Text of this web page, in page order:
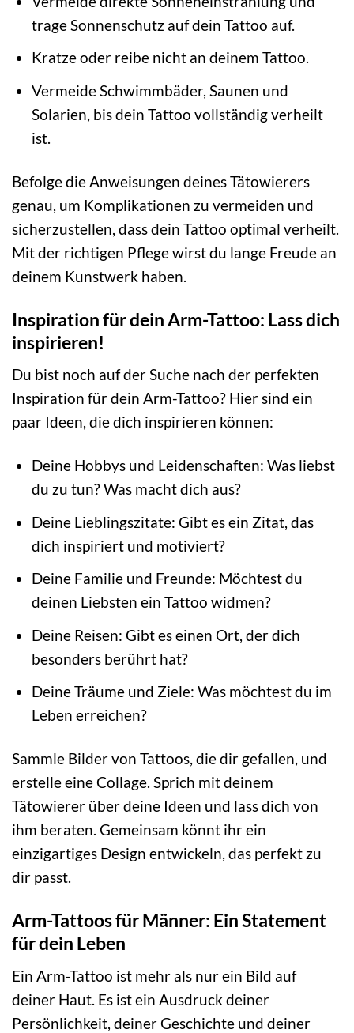
trage Sonnenschutz auf dein Tattoo auf.
Kratze oder reibe nicht an deinem Tattoo.
Vermeide Schwimmbäder, Saunen und
Solarien, bis dein Tattoo vollständig verheilt
ist.
Befolge die Anweisungen deines Tätowierers
genau, um Komplikationen zu vermeiden und
sicherzustellen, dass dein Tattoo optimal verheilt.
Mit der richtigen Pflege wirst du lange Freude an
deinem Kunstwerk haben.
Inspiration für dein Arm-Tattoo: Lass dich
inspirieren!
Du bist noch auf der Suche nach der perfekten
Inspiration für dein Arm-Tattoo? Hier sind ein
paar Ideen, die dich inspirieren können:
Deine Hobbys und Leidenschaften: Was liebst
du zu tun? Was macht dich aus?
Deine Lieblingszitate: Gibt es ein Zitat, das
dich inspiriert und motiviert?
Deine Familie und Freunde: Möchtest du
deinen Liebsten ein Tattoo widmen?
Deine Reisen: Gibt es einen Ort, der dich
besonders berührt hat?
Deine Träume und Ziele: Was möchtest du im
Leben erreichen?
Sammle Bilder von Tattoos, die dir gefallen, und
erstelle eine Collage. Sprich mit deinem
Tätowierer über deine Ideen und lass dich von
ihm beraten. Gemeinsam könnt ihr ein
einzigartiges Design entwickeln, das perfekt zu
dir passt.
Arm-Tattoos für Männer: Ein Statement
für dein Leben
Ein Arm-Tattoo ist mehr als nur ein Bild auf
deiner Haut. Es ist ein Ausdruck deiner
Persönlichkeit, deiner Geschichte und deiner